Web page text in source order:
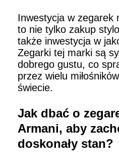
Inwestycja w zegarek
to nie tylko zakup
także inwestycja w
Zegarki tej marki są
dobrego gustu, co
przez wielu
świecie.
Jak dbać o
Armani, aby
doskonały stan?